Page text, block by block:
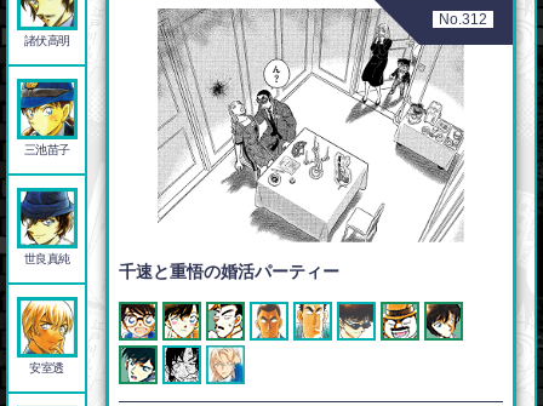
No.312
千速と重悟の婚活パーティー
諸伏高明
三池苗子
世良真純
安室透